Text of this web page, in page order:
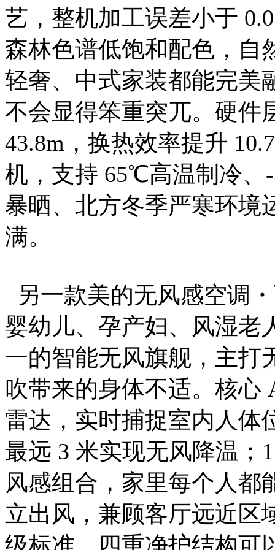
艺，整机加工误差小于
森林色谱低饱和配色，自
轻奢、中式家装都能完美
不会显得笨重突兀。硬件
43.8m，换热效率提升
机，支持 65℃高温制冷
暴晒、北方冬季严寒环境
满。
另一款美的无风感空调
婴幼儿、孕产妇、风湿老
一的智能无风旗舰，主打
吹带来的身体不适。核心
雷达，实时捕捉室内人体
最远 3 米实现无风降温；
风感组合，家里每个人都
立出风，兼顾客厅远近区